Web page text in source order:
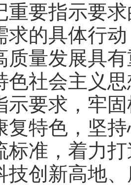
重要指示要
求的具体行
质量发展具
色社会主义
示要求，牢
复特色，坚
标准，着力
技创新高地